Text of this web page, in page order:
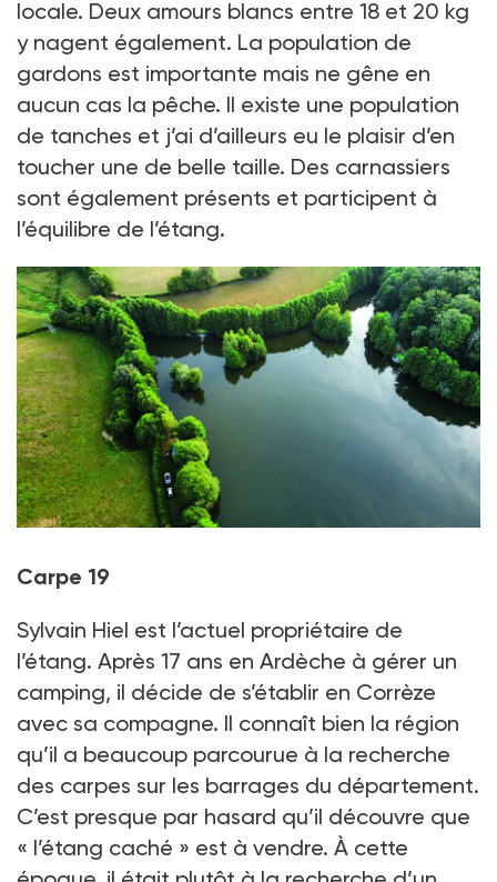
locale. Deux amours blancs entre 18 et 20 kg
y nagent également. La population de
gardons est importante mais ne gêne en
aucun cas la pêche. Il existe une population
de tanches et j’ai d’ailleurs eu le plaisir d’en
toucher une de belle taille. Des carnassiers
sont également présents et participent à
l’équilibre de l’étang.
Crédit photo : Laurent Fougeras
Carpe 19
Sylvain Hiel est l’actuel propriétaire de
l’étang. Après 17 ans en Ardèche à gérer un
camping, il décide de s’établir en Corrèze
avec sa compagne. Il connaît bien la région
qu’il a beaucoup parcourue à la recherche
des carpes sur les barrages du département.
C’est presque par hasard qu’il découvre que
« l’étang caché » est à vendre. À cette